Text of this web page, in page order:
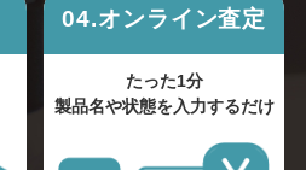
04.オンライン査定
たった1分
製品名や状態を入力するだけ